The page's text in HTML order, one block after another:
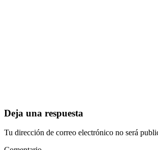
Deja una respuesta
Tu dirección de correo electrónico no será